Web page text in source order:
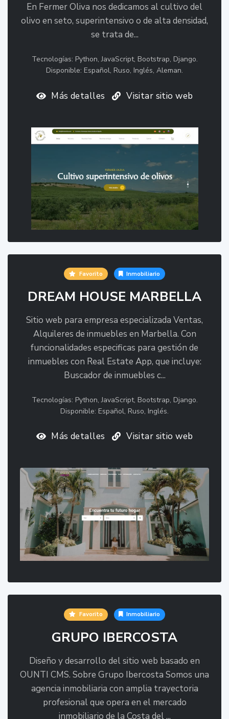
En Fermer Oliva nos dedicamos al cultivo del
olivo en seto, superintensivo o de alta densidad,
se trata de...
Tecnologías: Python, JavaScript, Bootstrap, Django.
Disponible: Español, Ruso, Inglés, Aleman.
Más detalles Visitar sitio web
Favorito Inmobiliario
DREAM HOUSE MARBELLA
Sitio web para empresa especializada Ventas,
Alquileres de inmuebles en Marbella. Con
funcionalidades especificas para gestión de
inmuebles con Real Estate App, que incluye:
Buscador de inmuebles c...
Tecnologías: Python, JavaScript, Bootstrap, Django.
Disponible: Español, Ruso, Inglés.
Más detalles Visitar sitio web
Favorito Inmobiliario
GRUPO IBERCOSTA
Diseño y desarrollo del sitio web basado en
OUNTI CMS. Sobre Grupo Ibercosta Somos una
agencia inmobiliaria con amplia trayectoria
profesional que opera en el mercado
inmobiliario de la Costa del ...